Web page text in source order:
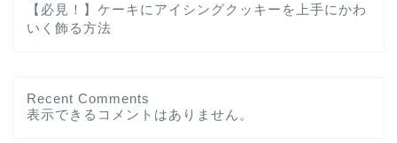
【必見！】ケーキにアイシングクッキーを上手にかわ
いく飾る方法
Recent Comments
表示できるコメントはありません。